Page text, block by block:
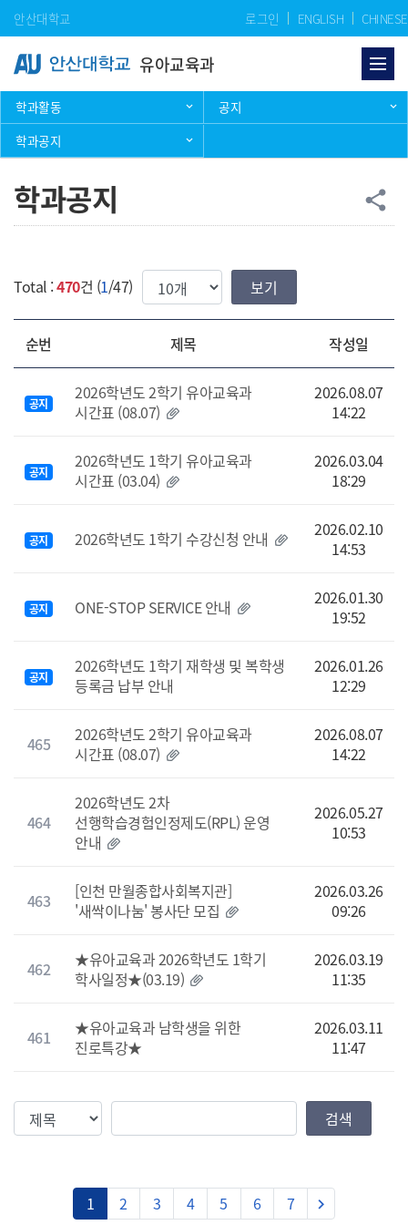
Skip Menu
안산대학교 로그인 ENGLISH CHINESE
유아교육과
학과활동
공지
학과공지
학과공지 공
share
Total :470건 (1/47) 한번에 보여질 게시물 갯수
순번 제목 작성일
공지
2026학년도 2학기 유아교육과
시간표 (08.07)
2026.08.07
14:22
공지
2026학년도 1학기 유아교육과
시간표 (03.04)
2026.03.04
18:29
공지 2026학년도 1학기 수강신청 안내
2026.02.10
14:53
공지 ONE-STOP SERVICE 안내
2026.01.30
19:52
공지
2026학년도 1학기 재학생 및 복학생
등록금 납부 안내
2026.01.26
12:29
465
2026학년도 2학기 유아교육과
시간표 (08.07)
2026.08.07
14:22
464
2026학년도 2차
선행학습경험인정제도(RPL) 운영
안내
2026.05.27
10:53
463
[인천 만월종합사회복지관]
'새싹이나눔' 봉사단 모집
2026.03.26
09:26
462
★유아교육과 2026학년도 1학기
학사일정★(03.19)
2026.03.19
11:35
461
★유아교육과 남학생을 위한
진로특강★
2026.03.11
11:47
검색조건 검색값 검색
1 2 3 4 5 6 7 keyboard_arrow_right